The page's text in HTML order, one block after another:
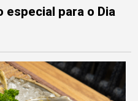
especial para o Dia